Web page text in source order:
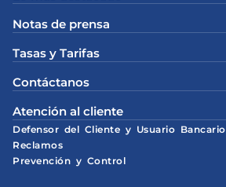
Notas de prensa
Tasas y Tarifas
Contáctanos
Atención al cliente
Defensor del Cliente y Usuario Bancario
Reclamos
Prevención y Control